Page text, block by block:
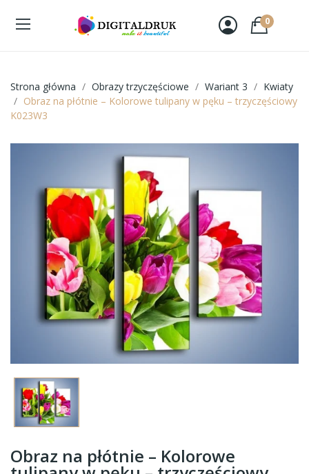
0
Strona główna Obrazy trzyczęściowe Wariant 3
Kwiaty
Obraz na płótnie – Kolorowe tulipany w pęku – trzyczęściowy
K023W3
Obraz na płótnie – Kolorowe